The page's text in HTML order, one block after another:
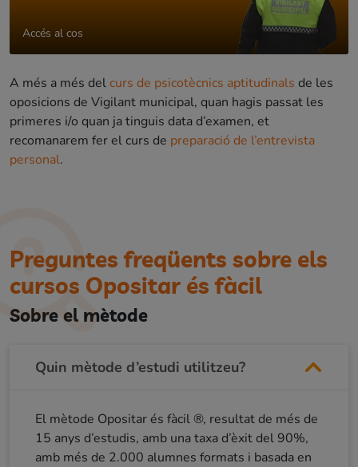
Accés al cos
A més a més delcurs de psicotècnics aptitudinals de les
oposicions de Vigilant municipal, quan hagis passat les
primeres i/o quan ja tinguis data d’examen, et
recomanarem fer el curs de preparació de l’entrevista
personal.
Preguntes freqüents sobre els
cursos Opositar és fàcil
Sobre el mètode
Quin mètode d’estudi utilitzeu?
El mètode Opositar és fàcil ®, resultat de més de
15 anys d’estudis, amb una taxa d’èxit del 90%,
amb més de 2.000 alumnes formats i basada en